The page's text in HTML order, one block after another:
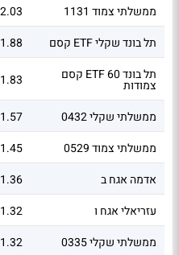
ממשלתי צמוד 1131
2.03
קסם ETF תל בונד שקלי
1.88
קסם ETF תל בונד 60
צמודות 1.83
ממשלתי שקלי 0432 1.57
ממשלתי צמוד 0529
1.45
אדמה אגח ב
1.36
עזריאלי אגח ו
1.32
ממשלתי שקלי 0335
1.32